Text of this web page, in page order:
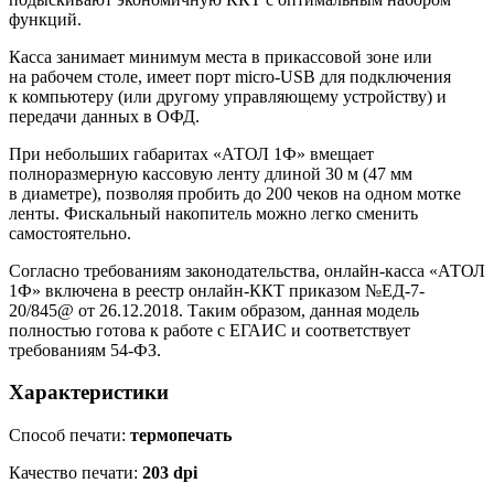
функций.
Касса занимает минимум места в прикассовой зоне или
на рабочем столе, имеет порт micro-USB для подключения
к компьютеру (или другому управляющему устройству) и
передачи данных в ОФД.
При небольших габаритах «АТОЛ 1Ф» вмещает
полноразмерную кассовую ленту длиной 30 м (47 мм
в диаметре), позволяя пробить до 200 чеков на одном мотке
ленты. Фискальный накопитель можно легко сменить
самостоятельно.
Согласно требованиям законодательства, онлайн-касса «АТОЛ
1Ф» включена в реестр онлайн-ККТ приказом №ЕД-7-
20/845@ от 26.12.2018. Таким образом, данная модель
полностью готова к работе с ЕГАИС и соответствует
требованиям 54-ФЗ.
Характеристики
Способ печати: термопечать
Качество печати: 203 dpi